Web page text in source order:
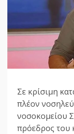
Σε κρίσιμη
πλέον
νοσοκομείου
πρόεδρος του